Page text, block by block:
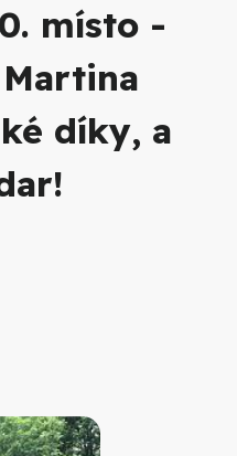
místo -
díky, a